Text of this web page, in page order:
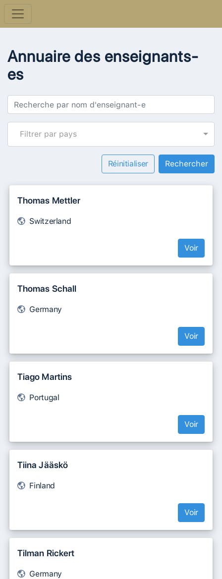
Annuaire des enseignants-
es
Filtrer par pays
Réinitialiser
Thomas Mettler
Switzerland
Voir
Thomas Schall
Germany
Voir
Tiago Martins
Portugal
Voir
Tiina Jääskö
Finland
Voir
Tilman Rickert
Germany